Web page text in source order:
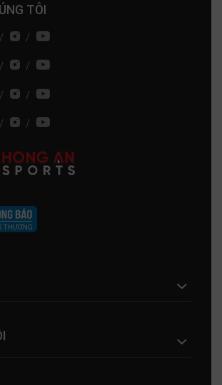
TÔI
/ /
/ /
/ /
/ /